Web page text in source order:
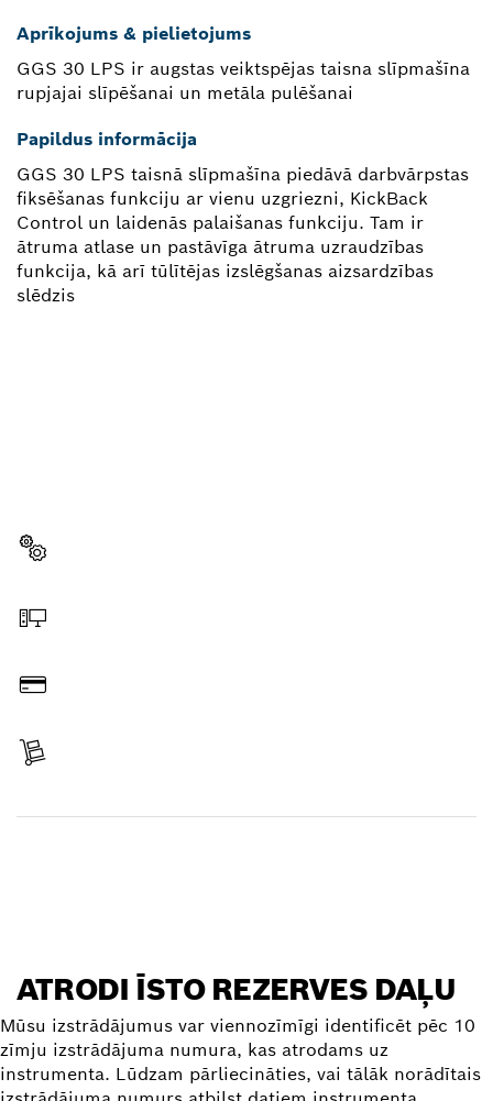
Aprīkojums & pielietojums
GGS 30 LPS ir augstas veiktspējas taisna slīpmašīna
rupjajai slīpēšanai un metāla pulēšanai
Papildus informācija
GGS 30 LPS taisnā slīpmašīna piedāvā darbvārpstas
fiksēšanas funkciju ar vienu uzgriezni, KickBack
Control un laidenās palaišanas funkciju. Tam ir
ātruma atlase un pastāvīga ātruma uzraudzības
funkcija, kā arī tūlītējas izslēgšanas aizsardzības
slēdzis
ATRODI ĪSTO REZERVES DAĻU
Mūsu izstrādājumus var viennozīmīgi identificēt pēc 10
zīmju izstrādājuma numura, kas atrodams uz
instrumenta. Lūdzam pārliecināties, vai tālāk norādītais